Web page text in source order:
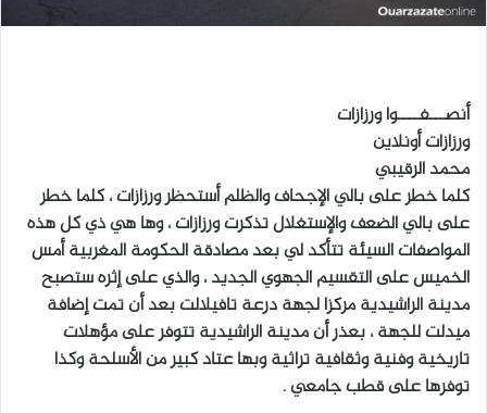
و
ا
أنصـــفــــوا ورزازات
ورزازات أونلاين
محمد الرقيبي
كلما خطر على بالي الإجحاف والظلم أستحظر ورزازات ، كلما خطر
على بالي الضعف والإستغلال تذكرت ورزازات ، وها هي ذي كل هذه
المواصفات السيئة تتأكد لي بعد مصادقة الحكومة المغربية أمس
الخميس على التقسيم الجهوي الجديد ، والذي على إثره ستصبح
مدينة الراشيدية مركزا لجهة درعة تافيلالت بعد أن تمت إضافة
ميدلت للجهة ، بعذر أن مدينة الراشيدية تتوفر على مؤهلات
تاريخية وفنية وثقافية تراثية وبها عتاد كبير من الأسلحة وكذا
توفرها على قطب جامعي .